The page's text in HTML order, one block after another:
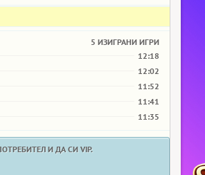
5 ИЗИГРАНИ ИГРИ
12:18
12:02
11:52
11:41
11:35
И ДА СИ VIP.